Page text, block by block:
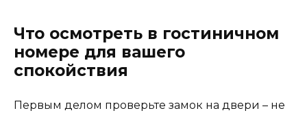
Что осмотреть в гостиничном
номере для вашего
спокойствия
Первым делом проверьте замок на двери – не